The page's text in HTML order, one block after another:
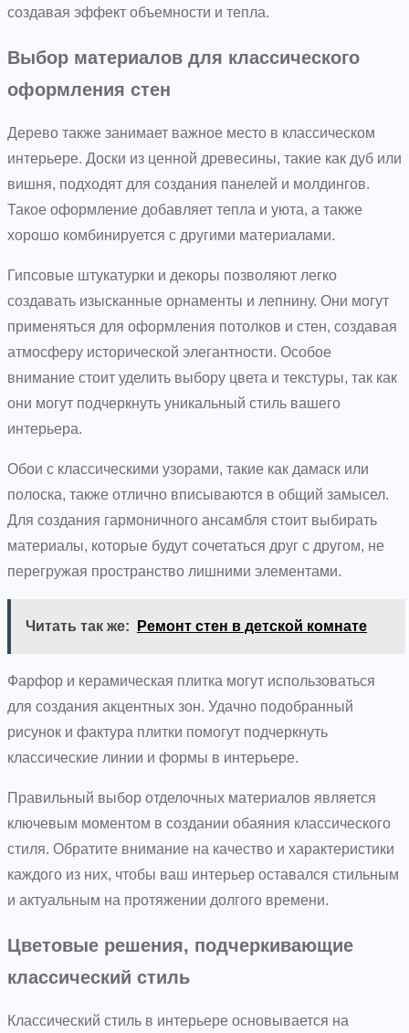
создавая эффект объемности и тепла.
Выбор материалов для классического
оформления стен
Дерево также занимает важное место в классическом
интерьере. Доски из ценной древесины, такие как дуб или
вишня, подходят для создания панелей и молдингов.
Такое оформление добавляет тепла и уюта, а также
хорошо комбинируется с другими материалами.
Гипсовые штукатурки и декоры позволяют легко
создавать изысканные орнаменты и лепнину. Они могут
применяться для оформления потолков и стен, создавая
атмосферу исторической элегантности. Особое
внимание стоит уделить выбору цвета и текстуры, так как
они могут подчеркнуть уникальный стиль вашего
интерьера.
Обои с классическими узорами, такие как дамаск или
полоска, также отлично вписываются в общий замысел.
Для создания гармоничного ансамбля стоит выбирать
материалы, которые будут сочетаться друг с другом, не
перегружая пространство лишними элементами.
Читать так же: Ремонт стен в детской комнате
Фарфор и керамическая плитка могут использоваться
для создания акцентных зон. Удачно подобранный
рисунок и фактура плитки помогут подчеркнуть
классические линии и формы в интерьере.
Правильный выбор отделочных материалов является
ключевым моментом в создании обаяния классического
стиля. Обратите внимание на качество и характеристики
каждого из них, чтобы ваш интерьер оставался стильным
и актуальным на протяжении долгого времени.
Цветовые решения, подчеркивающие
классический стиль
Классический стиль в интерьере основывается на